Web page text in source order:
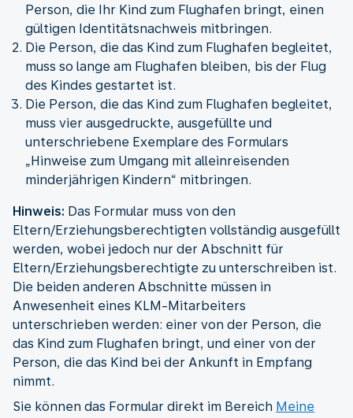
Person, die Ihr Kind zum Flughafen bringt, einen
gültigen Identitätsnachweis mitbringen.
Die Person, die das Kind zum Flughafen begleitet,
muss so lange am Flughafen bleiben, bis der Flug
des Kindes gestartet ist.
Die Person, die das Kind zum Flughafen begleitet,
muss vier ausgedruckte, ausgefüllte und
unterschriebene Exemplare des Formulars
„Hinweise zum Umgang mit alleinreisenden
minderjährigen Kindern“ mitbringen.
Hinweis: Das Formular muss von den
Eltern/Erziehungsberechtigten vollständig ausgefüllt
werden, wobei jedoch nur der Abschnitt für
Eltern/Erziehungsberechtigte zu unterschreiben ist.
Die beiden anderen Abschnitte müssen in
Anwesenheit eines KLM-Mitarbeiters
unterschrieben werden: einer von der Person, die
das Kind zum Flughafen bringt, und einer von der
Person, die das Kind bei der Ankunft in Empfang
nimmt.
Sie können das Formular direkt im Bereich Meine